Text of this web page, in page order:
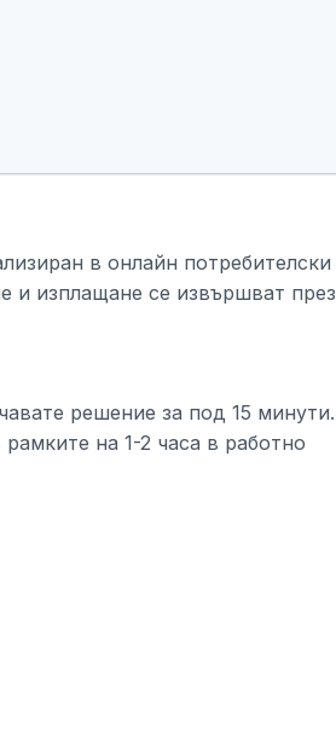
в онлайн потребителски
и изплащане се извършват през
решение за под 15 минути.
на 1-2 часа в работно